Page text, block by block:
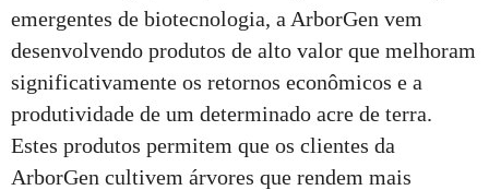
emergentes de biotecnologia, a ArborGen vem
desenvolvendo produtos de alto valor que melhoram
significativamente os retornos econômicos e a
produtividade de um determinado acre de terra.
Estes produtos permitem que os clientes da
ArborGen cultivem árvores que rendem mais